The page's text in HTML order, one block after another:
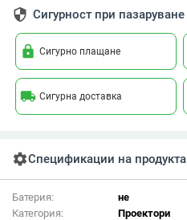
security Сигурност при пазаруване
lock Сигурно плащане
local_shipping Сигурна доставка
settingsСпецификации на продукта
Батерия:
не
Категория:
Проектори